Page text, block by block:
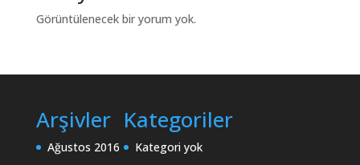
Görüntülenecek bir yorum yok.
Arşivler
Ağustos 2016
Kategoriler
Kategori yok